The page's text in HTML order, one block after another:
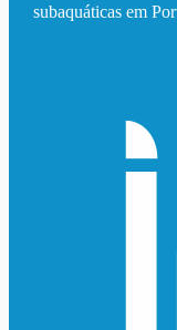
subaquáticas em